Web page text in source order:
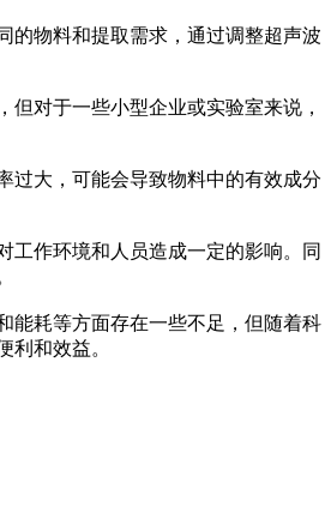
物料和提取需求，通过调整超声波
对于一些小型企业或实验室来说，
大，可能会导致物料中的有效成分
作环境和人员造成一定的影响。同
耗等方面存在一些不足，但随着科
和效益。